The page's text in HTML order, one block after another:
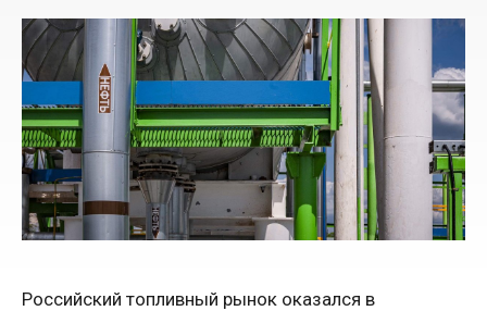
Российский топливный рынок оказался в